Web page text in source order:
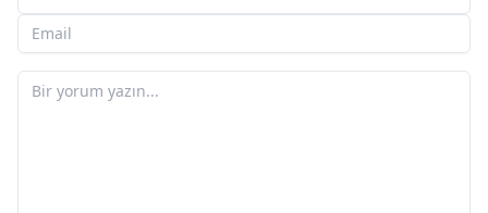
E-posta adresiniz
Yorumunuz